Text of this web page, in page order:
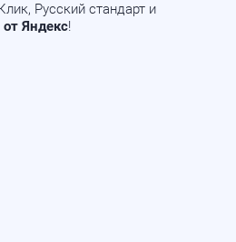
Русский стандарт и
Яндекс!